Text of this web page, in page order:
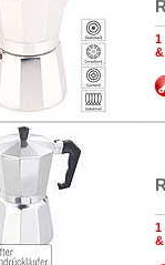
1
1